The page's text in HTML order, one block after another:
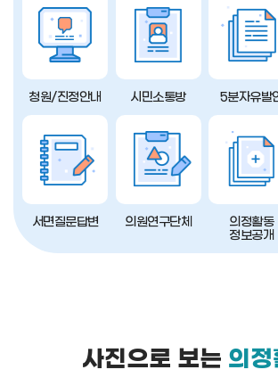
청원/진정안내 시민소통방 5분자유발
서면질문답변 의원연구단체
의정활동
정보공개
사진으로 보는 의